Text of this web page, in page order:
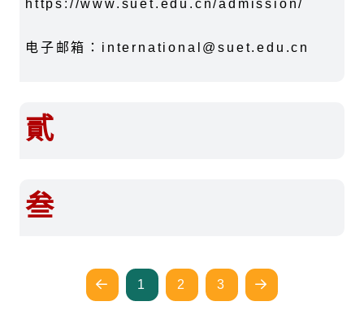
https://www.suet.edu.cn/admission/
电子邮箱：international@suet.edu.cn
貳
叁
1 2 3